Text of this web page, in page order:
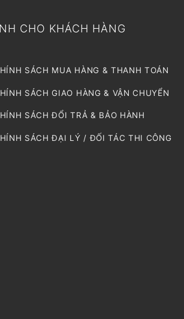
CHO KHÁCH HÀNG
SÁCH MUA HÀNG & THANH TOÁN
SÁCH GIAO HÀNG & VẬN CHUYỂN
SÁCH ĐỔI TRẢ & BẢO HÀNH
SÁCH ĐẠI LÝ / ĐỐI TÁC THI CÔNG